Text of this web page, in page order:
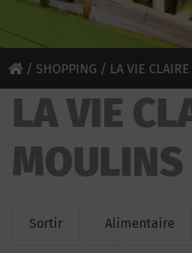
/ SHOPPING / LA VIE CLAIRE
LA VIE
MOULINS
Sortir Alimentaire